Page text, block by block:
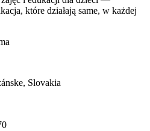
które działają same, w każdej
Slovakia